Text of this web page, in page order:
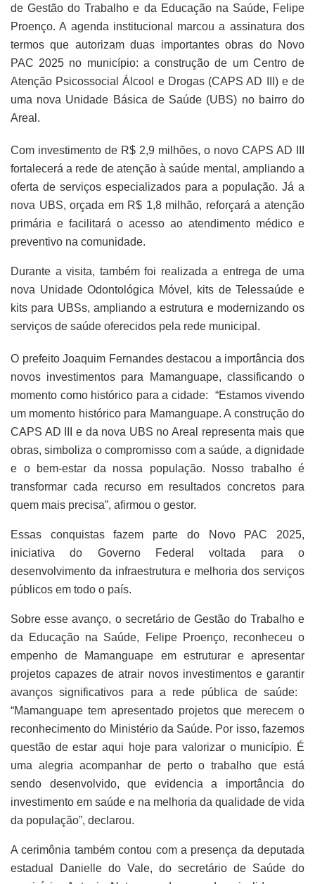
de Gestão do Trabalho e da Educação na Saúde, Felipe
Proenço. A agenda institucional marcou a assinatura dos
termos que autorizam duas importantes obras do Novo
PAC 2025 no município: a construção de um Centro de
Atenção Psicossocial Álcool e Drogas (CAPS AD III) e de
uma nova Unidade Básica de Saúde (UBS) no bairro do
Areal.
Com investimento de R$ 2,9 milhões, o novo CAPS AD III
fortalecerá a rede de atenção à saúde mental, ampliando a
oferta de serviços especializados para a população. Já a
nova UBS, orçada em R$ 1,8 milhão, reforçará a atenção
primária e facilitará o acesso ao atendimento médico e
preventivo na comunidade.
Durante a visita, também foi realizada a entrega de uma
nova Unidade Odontológica Móvel, kits de Telessaúde e
kits para UBSs, ampliando a estrutura e modernizando os
serviços de saúde oferecidos pela rede municipal.
O prefeito Joaquim Fernandes destacou a importância dos
novos investimentos para Mamanguape, classificando o
momento como histórico para a cidade: “Estamos vivendo
um momento histórico para Mamanguape. A construção do
CAPS AD III e da nova UBS no Areal representa mais que
obras, simboliza o compromisso com a saúde, a dignidade
e o bem-estar da nossa população. Nosso trabalho é
transformar cada recurso em resultados concretos para
quem mais precisa”, afirmou o gestor.
Essas conquistas fazem parte do Novo PAC 2025,
iniciativa do Governo Federal voltada para o
desenvolvimento da infraestrutura e melhoria dos serviços
públicos em todo o país.
Sobre esse avanço, o secretário de Gestão do Trabalho e
da Educação na Saúde, Felipe Proenço, reconheceu o
empenho de Mamanguape em estruturar e apresentar
projetos capazes de atrair novos investimentos e garantir
avanços significativos para a rede pública de saúde:
“Mamanguape tem apresentado projetos que merecem o
reconhecimento do Ministério da Saúde. Por isso, fazemos
questão de estar aqui hoje para valorizar o município. É
uma alegria acompanhar de perto o trabalho que está
sendo desenvolvido, que evidencia a importância do
investimento em saúde e na melhoria da qualidade de vida
da população”, declarou.
A cerimônia também contou com a presença da deputada
estadual Danielle do Vale, do secretário de Saúde do